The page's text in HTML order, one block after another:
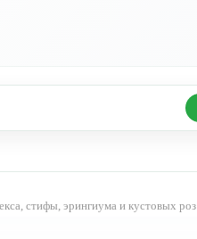
стифы, эрингиума и кустовых роз